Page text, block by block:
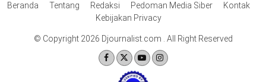
Beranda Tentang Redaksi Pedoman Media Siber
Kontak
Kebijakan Privacy
© Copyright 2026 Djournalist.com . All Right Reserved